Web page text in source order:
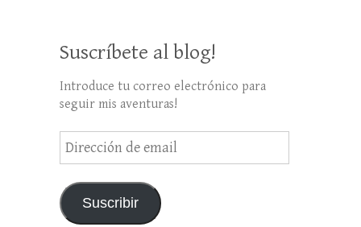
Suscríbete al blog!
Introduce tu correo electrónico para
seguir mis aventuras!
Dirección
de
Suscribir